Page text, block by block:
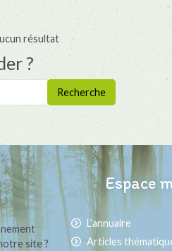
résultat
?
site ?
Espace
L’annuaire
Articles